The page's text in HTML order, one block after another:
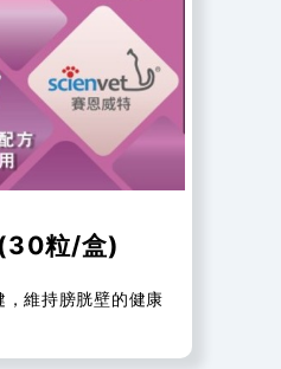
粒/盒)
維持膀胱壁的健康